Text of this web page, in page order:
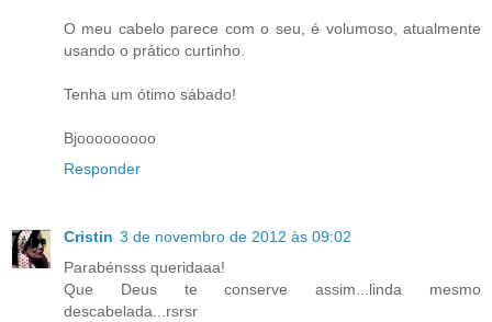
O meu cabelo parece com o seu, é volumoso, atualmente
usando o prático curtinho.
Tenha um ótimo sábado!
Bjooooooooo
Responder
Cristin 3 de novembro de 2012 às 09:02
Parabénsss queridaaa!
Que Deus te conserve assim...linda mesmo
descabelada...rsrsr